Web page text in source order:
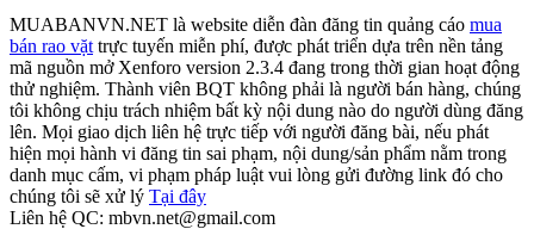
MUABANVN.NET là website diễn đàn đăng tin quảng cáo mua
bán rao vặt trực tuyến miễn phí, được phát triển dựa trên nền tảng
mã nguồn mở Xenforo version 2.3.4 đang trong thời gian hoạt động
thử nghiệm. Thành viên BQT không phải là người bán hàng, chúng
tôi không chịu trách nhiệm bất kỳ nội dung nào do người dùng đăng
lên. Mọi giao dịch liên hệ trực tiếp với người đăng bài, nếu phát
hiện mọi hành vi đăng tin sai phạm, nội dung/sản phẩm nằm trong
danh mục cấm, vi phạm pháp luật vui lòng gửi đường link đó cho
chúng tôi sẽ xử lý Tại đây
Liên hệ QC: mbvn.net@gmail.com